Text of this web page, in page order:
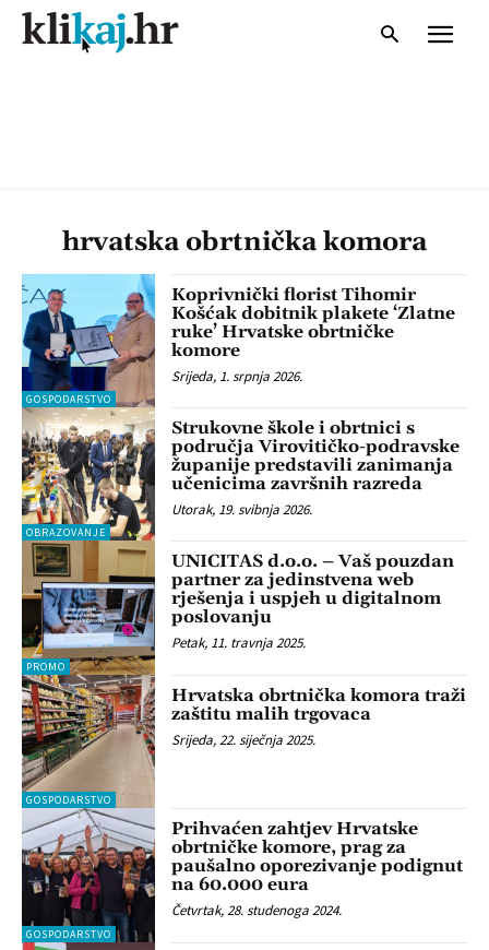
hrvatska obrtnička komora
GOSPODARSTVO
Koprivnički florist Tihomir
Košćak dobitnik plakete ‘Zlatne
ruke’ Hrvatske obrtničke
komore
Srijeda, 1. srpnja 2026.
OBRAZOVANJE
Strukovne škole i obrtnici s
područja Virovitičko-podravske
županije predstavili zanimanja
učenicima završnih razreda
Utorak, 19. svibnja 2026.
PROMO
UNICITAS d.o.o. – Vaš pouzdan
partner za jedinstvena web
rješenja i uspjeh u digitalnom
poslovanju
Petak, 11. travnja 2025.
GOSPODARSTVO
Hrvatska obrtnička komora traži
zaštitu malih trgovaca
Srijeda, 22. siječnja 2025.
GOSPODARSTVO
Prihvaćen zahtjev Hrvatske
obrtničke komore, prag za
paušalno oporezivanje podignut
na 60.000 eura
Četvrtak, 28. studenoga 2024.